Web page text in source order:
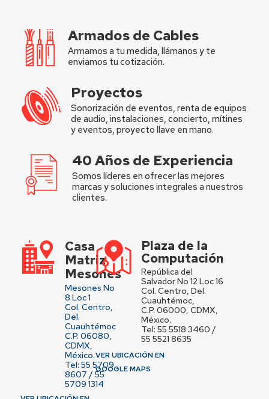
Armados de Cables
Armamos a tu medida, llámanos y te
enviamos tu cotización.
Proyectos
Sonorización de eventos, renta de equipos
de audio, instalaciones, concierto, mítines
y eventos, proyecto llave en mano.
40 Años de Experiencia
Somos líderes en ofrecer las mejores
marcas y soluciones integrales a nuestros
clientes.
Casa
Matriz
Mesones
Mesones No
8 Loc 1
Col. Centro,
Del.
Cuauhtémoc
C.P. 06080,
CDMX,
México.
Tel: 55 5709
8607 / 55
5709 1314
Plaza de la
Computación
República del
Salvador No 12 Loc 16
Col. Centro, Del.
Cuauhtémoc,
C.P. 06000, CDMX,
México.
Tel: 55 5518 3460 /
55 5521 8635
VER UBICACIÓN EN
GOOGLE MAPS